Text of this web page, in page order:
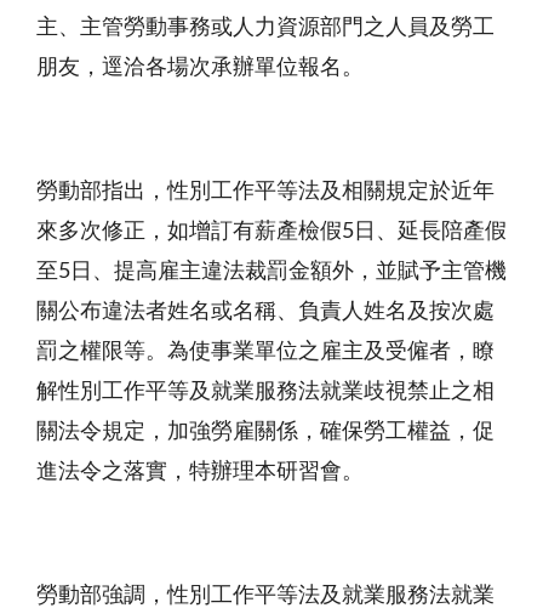
主、主管勞動事務或人力資源部門之人員及勞工
朋友，逕洽各場次承辦單位報名。
勞動部指出，性別工作平等法及相關規定於近年
來多次修正，如增訂有薪產檢假5日、延長陪產假
至5日、提高雇主違法裁罰金額外，並賦予主管機
關公布違法者姓名或名稱、負責人姓名及按次處
罰之權限等。為使事業單位之雇主及受僱者，瞭
解性別工作平等及就業服務法就業歧視禁止之相
關法令規定，加強勞雇關係，確保勞工權益，促
進法令之落實，特辦理本研習會。
勞動部強調，性別工作平等法及就業服務法就業